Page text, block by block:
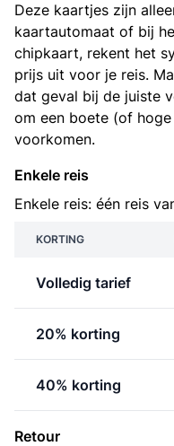
Deze kaartjes zijn
kaartautomaat of bij
chipkaart, rekent het
prijs uit voor je reis.
dat geval bij de juiste
om een boete (of
voorkomen.
Enkele reis
Enkele reis: één reis
KORTING
Volledig tarief
20% korting
40% korting
Retour